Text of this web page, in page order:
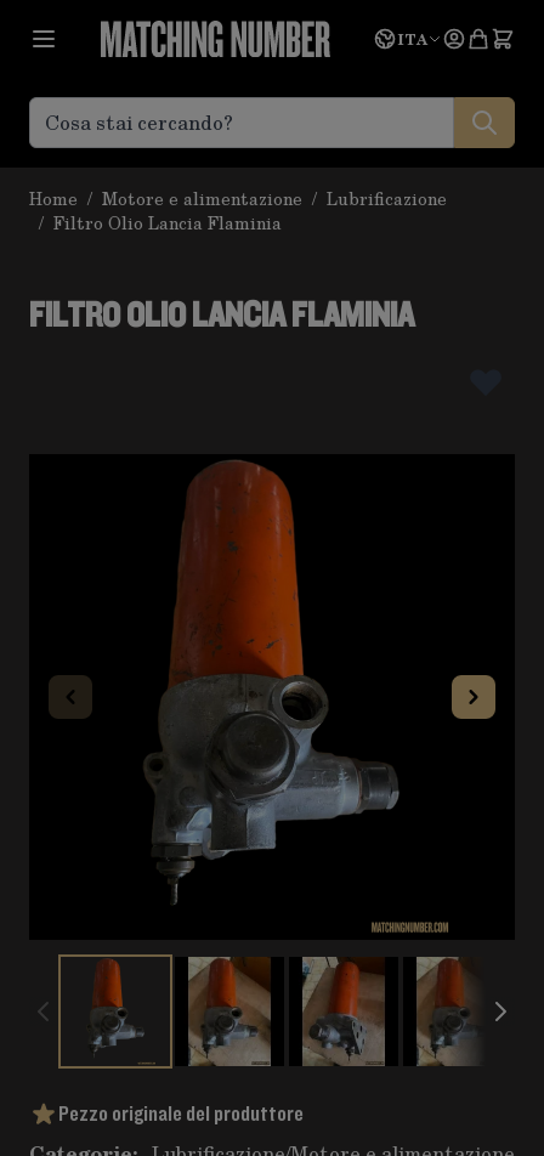
Lingua
ITA
Home / Motore e alimentazione / Lubrificazione
/ Filtro Olio Lancia Flaminia
FILTRO OLIO LANCIA FLAMINIA
Pezzo originale del produttore